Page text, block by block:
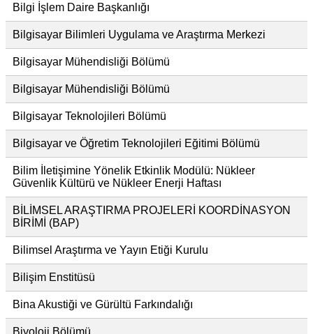
Bilgi İşlem Daire Başkanlığı
Bilgisayar Bilimleri Uygulama ve Araştırma Merkezi
Bilgisayar Mühendisliği Bölümü
Bilgisayar Mühendisliği Bölümü
Bilgisayar Teknolojileri Bölümü
Bilgisayar ve Öğretim Teknolojileri Eğitimi Bölümü
Bilim İletişimine Yönelik Etkinlik Modülü: Nükleer
Güvenlik Kültürü ve Nükleer Enerji Haftası
BİLİMSEL ARAŞTIRMA PROJELERİ KOORDİNASYON
BİRİMİ (BAP)
Bilimsel Araştırma ve Yayın Etiği Kurulu
Bilişim Enstitüsü
Bina Akustiği ve Gürültü Farkındalığı
Biyoloji Bölümü